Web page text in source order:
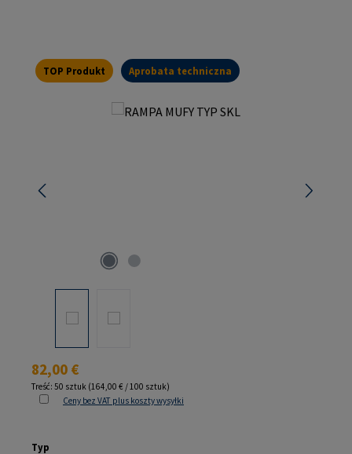
TOP Produkt Aprobata techniczna
Pomiń galerię zdjęć
Cena regularna:
82,00 €
Treść: 50 sztuk (164,00 € / 100 sztuk)
Ceny bez VAT plus koszty wysyłki
Wybierz
Typ